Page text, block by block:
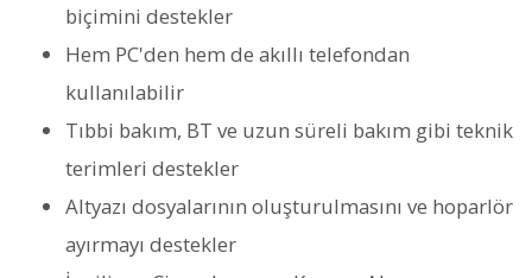
biçimini destekler
Hem PC'den hem de akıllı telefondan
kullanılabilir
Tıbbi bakım, BT ve uzun süreli bakım gibi teknik
terimleri destekler
Altyazı dosyalarının oluşturulmasını ve hoparlör
ayırmayı destekler